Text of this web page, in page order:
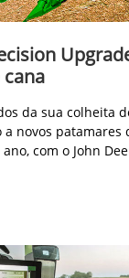
da sua colheita
a novos
com o John